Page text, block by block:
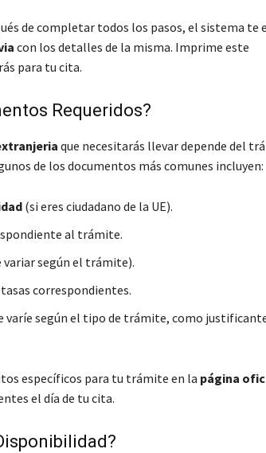
de completar todos los pasos, el sistema te
con los detalles de la misma. Imprime este
para tu cita.
Requeridos?
que necesitarás llevar depende del
de los documentos más comunes incluyen:
(si eres ciudadano de la UE).
al trámite.
variar según el trámite).
correspondientes.
varíe según el tipo de trámite, como
específicos para tu trámite en la página
el día de tu cita.